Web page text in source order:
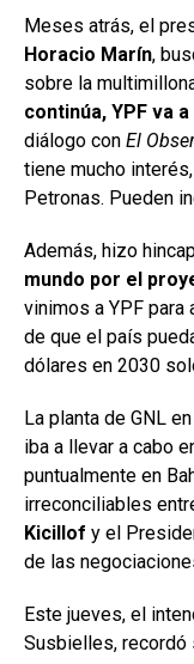
Meses atrás, el
Horacio Marín,
sobre la
continúa, YPF va
diálogo con El
tiene mucho
Petronas. Pueden
Además, hizo
mundo por el
vinimos a YPF
de que el país
dólares en 2030
La planta de GNL
iba a llevar a cabo
puntualmente en
irreconciliables
Kicillof y el
de las
Este jueves, el
Susbielles, recordó